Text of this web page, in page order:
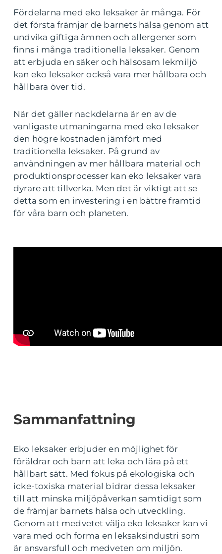
Fördelarna med eko leksaker är många. För
det första främjar de barnets hälsa genom att
undvika giftiga ämnen och allergener som
finns i många traditionella leksaker. Genom
att erbjuda en säker och hälsosam lekmiljö
kan eko leksaker också vara mer hållbara och
hållbara över tid.
När det gäller nackdelarna är en av de
vanligaste utmaningarna med eko leksaker
den högre kostnaden jämfört med
traditionella leksaker. På grund av
användningen av mer hållbara material och
produktionsprocesser kan eko leksaker vara
dyrare att tillverka. Men det är viktigt att se
detta som en investering i en bättre framtid
för våra barn och planeten.
Sammanfattning
Eko leksaker erbjuder en möjlighet för
föräldrar och barn att leka och lära på ett
hållbart sätt. Med fokus på ekologiska och
icke-toxiska material bidrar dessa leksaker
till att minska miljöpåverkan samtidigt som
de främjar barnets hälsa och utveckling.
Genom att medvetet välja eko leksaker kan vi
vara med och forma en leksaksindustri som
är ansvarsfull och medveten om miljön.